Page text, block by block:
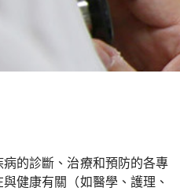
的診斷、治療和預防的各專
健康有關（如醫學、護理、